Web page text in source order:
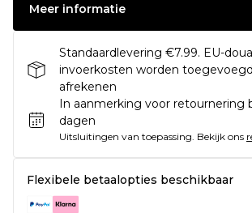
Meer informatie
Standaardlevering €7.99. EU-
invoerkosten worden
afrekenen
In aanmerking voor retournering
dagen
Uitsluitingen van toepassing. Bekijk ons
Flexibele betaalopties beschikbaar